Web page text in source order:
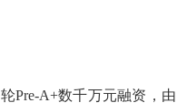
Pre-A+数千万元融资，由